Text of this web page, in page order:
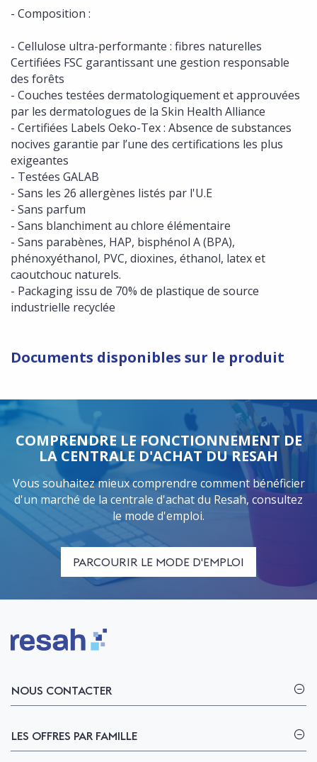
- Composition :
- Cellulose ultra-performante : fibres naturelles
Certifiées FSC garantissant une gestion responsable
des forêts
- Couches testées dermatologiquement et approuvées
par les dermatologues de la Skin Health Alliance
- Certifiées Labels Oeko-Tex : Absence de substances
nocives garantie par l’une des certifications les plus
exigeantes
- Testées GALAB
- Sans les 26 allergènes listés par l'U.E
- Sans parfum
- Sans blanchiment au chlore élémentaire
- Sans parabènes, HAP, bisphénol A (BPA),
phénoxyéthanol, PVC, dioxines, éthanol, latex et
caoutchouc naturels.
- Packaging issu de 70% de plastique de source
industrielle recyclée
Documents disponibles sur le produit
COMPRENDRE LE FONCTIONNEMENT DE
LA CENTRALE D'ACHAT DU RESAH
Vous souhaitez mieux comprendre comment bénéficier
d'un marché de la centrale d'achat du Resah, consultez
le mode d'emploi.
PARCOURIR LE MODE D'EMPLOI
Logo Resah
NOUS CONTACTER
LES OFFRES PAR FAMILLE